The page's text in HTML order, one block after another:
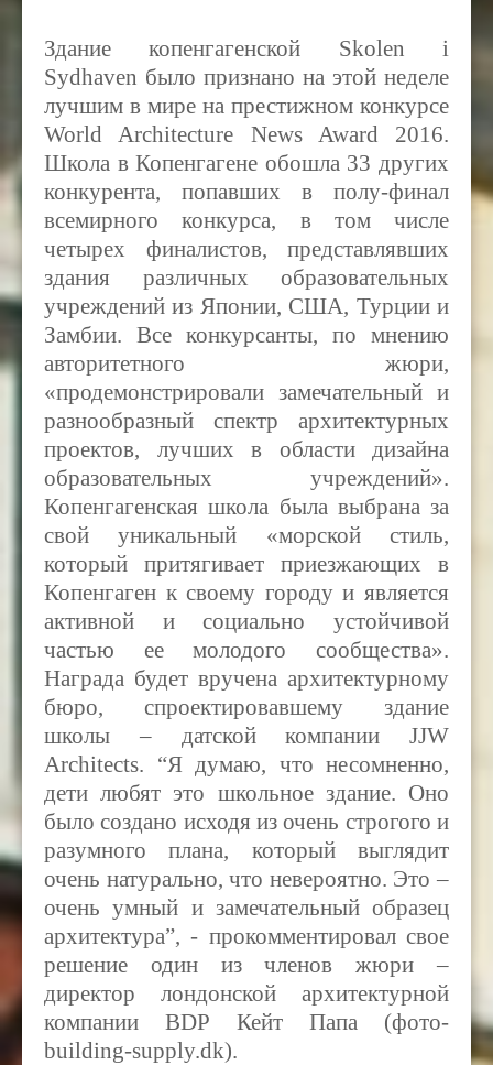
Здание копенгагенской Skolen i
Sydhaven было признано на этой неделе
лучшим в мире на престижном конкурсе
World Architecture News Award 2016.
Школа в Копенгагене обошла 33 других
конкурента, попавших в полу-финал
всемирного конкурса, в том числе
четырех финалистов, представлявших
здания различных образовательных
учреждений из Японии, США, Турции и
Замбии. Все конкурсанты, по мнению
авторитетного жюри,
«продемонстрировали замечательный и
разнообразный спектр архитектурных
проектов, лучших в области дизайна
образовательных учреждений».
Копенгагенская школа была выбрана за
свой уникальный «морской стиль,
который притягивает приезжающих в
Копенгаген к своему городу и является
активной и социально устойчивой
частью ее молодого сообщества».
Награда будет вручена архитектурному
бюро, спроектировавшему здание
школы – датской компании JJW
Architects. “Я думаю, что несомненно,
дети любят это школьное здание. Оно
было создано исходя из очень строгого и
разумного плана, который выглядит
очень натурально, что невероятно. Это –
очень умный и замечательный образец
архитектура”, - прокомментировал свое
решение один из членов жюри –
директор лондонской архитектурной
компании BDP Кейт Папа (фото-
building-supply.dk).